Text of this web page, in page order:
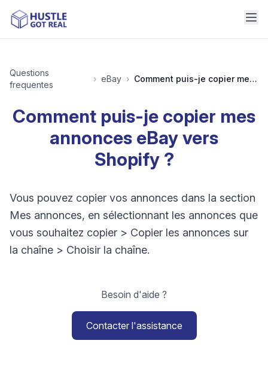
Questions
frequentes
› eBay › Comment puis-je copier mes annonces eBay vers Shopify ?
Comment puis-je copier mes
annonces eBay vers
Shopify ?
Vous pouvez copier vos annonces dans la section
Mes annonces, en sélectionnant les annonces que
vous souhaitez copier > Copier les annonces sur
la chaîne > Choisir la chaîne.
Besoin d'aide ?
Contacter l'assistance